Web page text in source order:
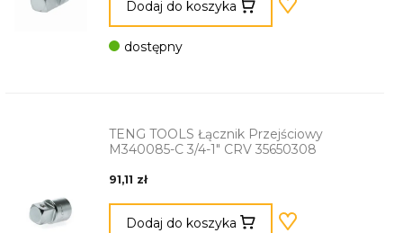
Dodaj do koszyka
dostępny
TENG TOOLS Łącznik Przejściowy
M340085-C 3/4-1" CRV 35650308
91,11 zł
Dodaj do koszyka